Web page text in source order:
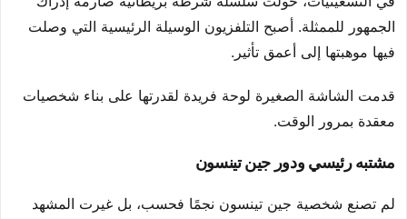
الجمهور للممثلة. أصبح التلفزيون الوسيلة الرئيسية التي وصلت
فيها موهبتها إلى أعمق تأثير.
قدمت الشاشة الصغيرة لوحة فريدة لقدرتها على بناء شخصيات
معقدة بمرور الوقت.
مشتبه رئيسي ودور جين تينسون
لم تصنع شخصية جين تينسون نجمًا فحسب، بل غيرت المشهد